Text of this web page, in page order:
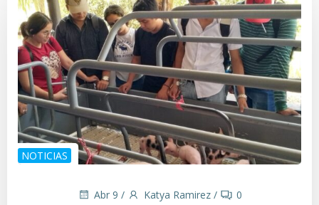
NOTICIAS
Abr 9 / Katya Ramirez / 0